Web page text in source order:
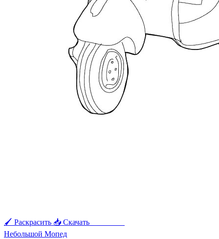
🖌 Раскрасить 📥 Скачать
Небольшой Мопед